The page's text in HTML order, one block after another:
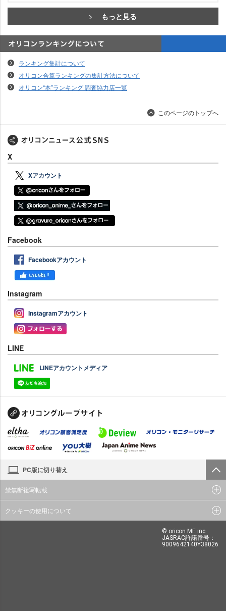
もっと見る
ランキング集計について
オリコン合算ランキングの集計方法について
オリコン“本”ランキング 調査協力店一覧
このページのトップへ
X
Xアカウント
Facebook
Facebookアカウント
Instagram
Instagramアカウント
LINE
LINEアカウントメディア
PC版に切り替え
禁無断複写転載
クッキーの使用について
© oricon ME inc.
JASRAC許諾番号：
9009642140Y38026